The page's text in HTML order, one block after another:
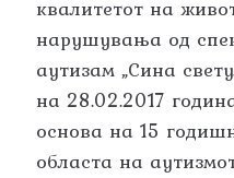
квалитетот на
нарушувања од
аутизам „Сина
на 28.02.2017
основа на 15
областа на